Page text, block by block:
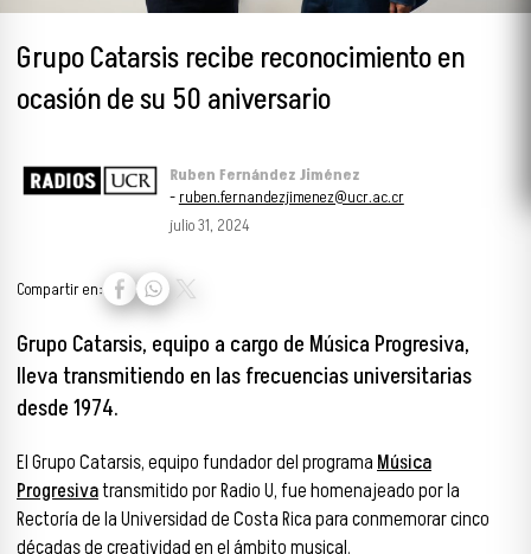
Grupo Catarsis recibe reconocimiento en
ocasión de su 50 aniversario
Ruben Fernández Jiménez
- ruben.fernandezjimenez@ucr.ac.cr
julio 31, 2024
Compartir en:
Grupo Catarsis, equipo a cargo de Música Progresiva,
lleva transmitiendo en las frecuencias universitarias
desde 1974.
El Grupo Catarsis, equipo fundador del programa Música
Progresivatransmitido por Radio U, fue homenajeado por la
Rectoría de la Universidad de Costa Rica para conmemorar cinco
décadas de creatividad en el ámbito musical.